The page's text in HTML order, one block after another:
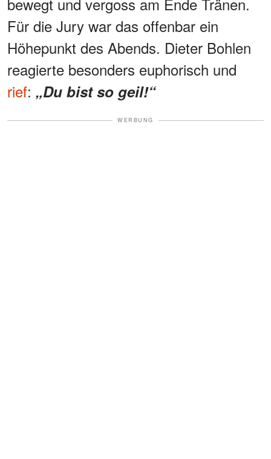
Für die Jury war das offenbar ein
Höhepunkt des Abends. Dieter Bohlen
reagierte besonders euphorisch und
rief: „Du bist so geil!“
WERBUNG